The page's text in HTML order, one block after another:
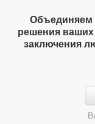
Объединяем
решения
заключения